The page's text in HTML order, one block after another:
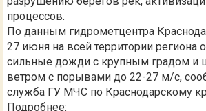
процессов.
По данным гидрометцентра
27 июня на всей территории региона
сильные дожди с крупным градом и
ветром с порывами до 22-27 м/с,
служба ГУ МЧС по Краснодарскому
Подробнее: